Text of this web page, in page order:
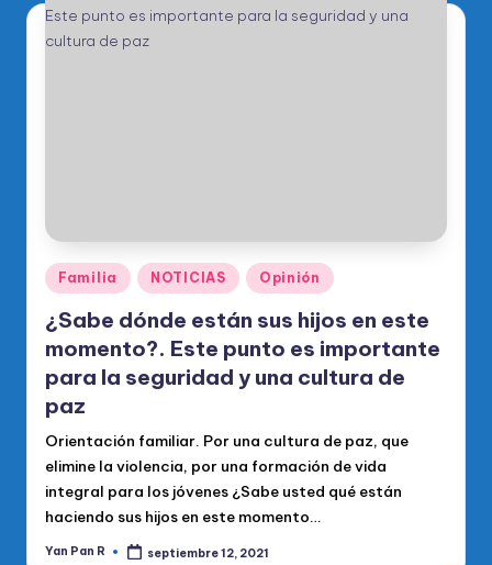
Publicado
en
Familia NOTICIAS Opinión
¿Sabe dónde están sus hijos en este
momento?. Este punto es importante
para la seguridad y una cultura de
paz
Orientación familiar. Por una cultura de paz, que
elimine la violencia, por una formación de vida
integral para los jóvenes ¿Sabe usted qué están
haciendo sus hijos en este momento…
Publicado
Yan Pan R septiembre 12, 2021